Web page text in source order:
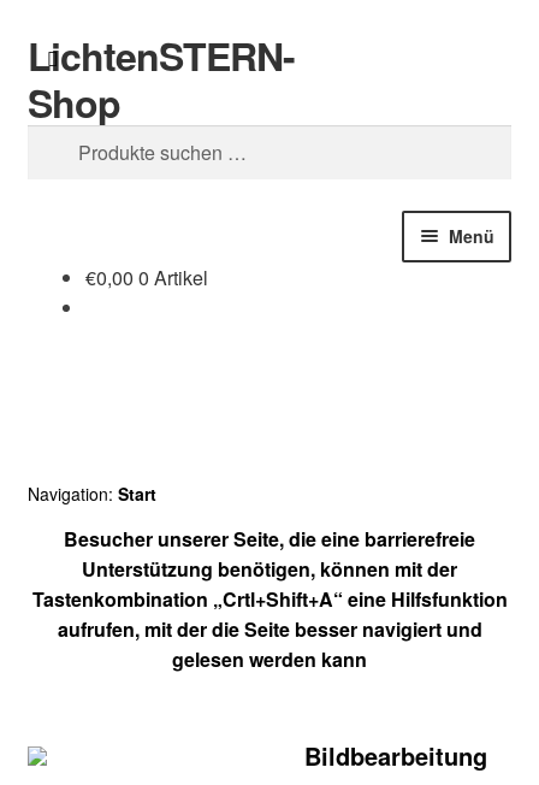
Zur
Navigation
springen
Zum
Inhalt
springen
LichtenSTERN-
Shop
Suchen
Suchen
Menü
€0,00 0 Artikel
Navigation: Start
Besucher unserer Seite, die eine barrierefreie
Unterstützung benötigen, können mit der
Tastenkombination „Crtl+Shift+A“ eine Hilfsfunktion
aufrufen, mit der die Seite besser navigiert und
gelesen werden kann
Bildbearbeitung